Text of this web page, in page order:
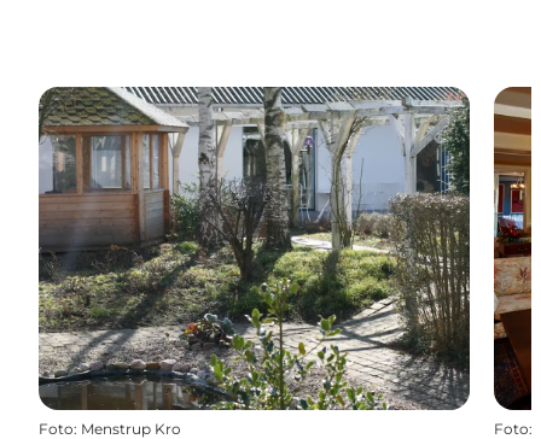
Foto: Menstrup Kro Foto: